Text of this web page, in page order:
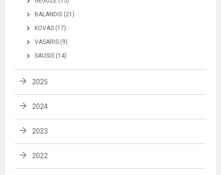
BALANDIS (21)
KOVAS (17)
VASARIS (9)
SAUSIS (14)
2025
2024
2023
2022